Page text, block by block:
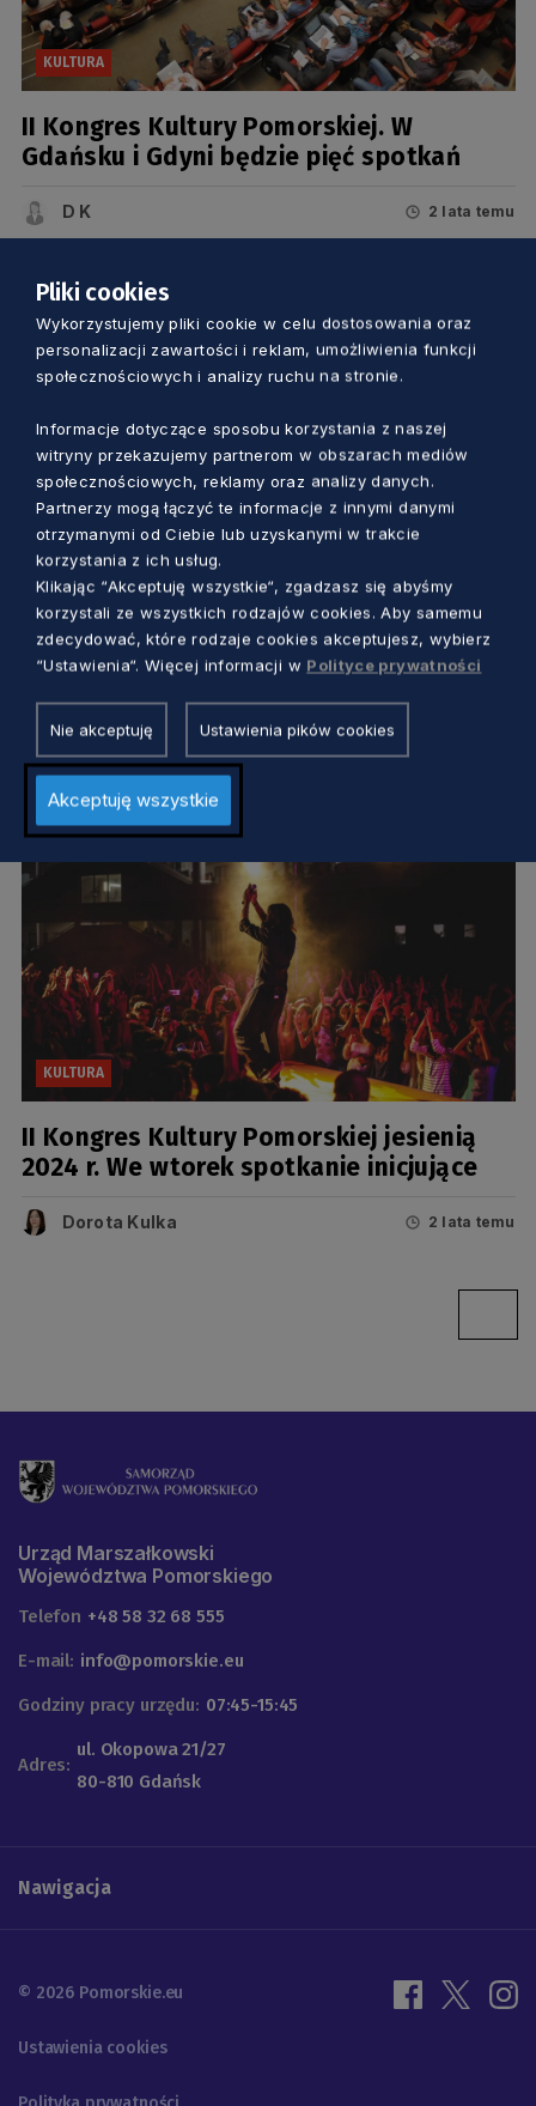
KULTURA
II Kongres Kultury Pomorskiej. W
Gdańsku i Gdyni będzie pięć spotkań
D K 2 lata temu
KULTURA
II Kongres Kultury Pomorskiej.
Porozmawiajmy o (pomorskim) teatrze
KULTURA
II Kongres Kultury Pomorskiej jesienią
2024 r. We wtorek spotkanie inicjujące
Dorota Kulka 2 lata temu
Urząd Marszałkowski
Województwa Pomorskiego
Telefon +48 58 32 68 555
E-mail: info@pomorskie.eu
Godziny pracy urzędu: 07:45-15:45
Adres:
ul. Okopowa 21/27
80-810 Gdańsk
Nawigacja
© 2026 Pomorskie.eu
Ustawienia cookies
Pliki cookies
Wykorzystujemy pliki cookie w celu dostosowania oraz
personalizacji zawartości i reklam, umożliwienia funkcji
społecznościowych i analizy ruchu na stronie.
Informacje dotyczące sposobu korzystania z naszej
witryny przekazujemy partnerom w obszarach mediów
społecznościowych, reklamy oraz analizy danych.
Partnerzy mogą łączyć te informacje z innymi danymi
otrzymanymi od Ciebie lub uzyskanymi w trakcie
korzystania z ich usług.
Klikając “Akceptuję wszystkie“, zgadzasz się abyśmy
korzystali ze wszystkich rodzajów cookies. Aby samemu
zdecydować, które rodzaje cookies akceptujesz, wybierz
“Ustawienia“. Więcej informacji w Polityce prywatności
Nie akceptuję Ustawienia pików cookies
Akceptuję wszystkie